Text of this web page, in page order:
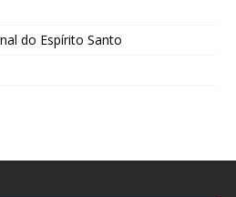
do Espírito Santo